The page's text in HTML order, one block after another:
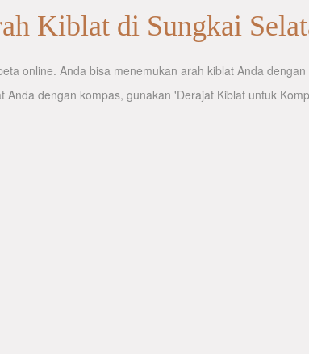
Kiblat di Sungkai
online. Anda bisa menemukan arah kiblat Anda
dengan kompas, gunakan 'Derajat Kiblat untuk